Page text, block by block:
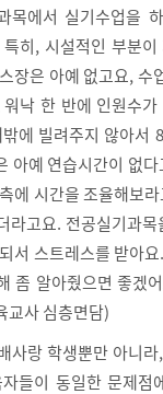
목에서 실기수업을
히, 시설적인 부분
장은 아예 없고요, 수
낙 한 반에 인원수
에 빌려주지 않아서
아예 연습시간이 없
에 시간을 조율해보
라고요. 전공실기과
서 스트레스를 받아
좀 알아줬으면 좋겠
교사 심층면담)
사랑 학생뿐만 아니
들이 동일한 문제점